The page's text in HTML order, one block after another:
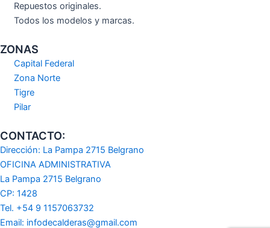
Repuestos originales.
Todos los modelos y marcas.
ZONAS
Capital Federal
Zona Norte
Tigre
Pilar
CONTACTO:
Dirección: La Pampa 2715 Belgrano
OFICINA ADMINISTRATIVA
La Pampa 2715 Belgrano
CP: 1428
Tel. +54 9 1157063732
Email: infodecalderas@gmail.com